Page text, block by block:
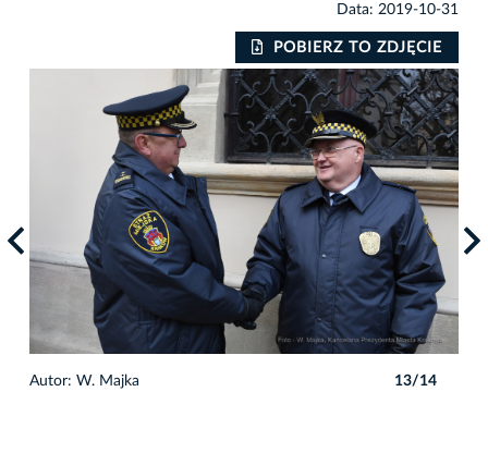
Data: 2019-10-31
POBIERZ TO ZDJĘCIE
Autor: W. Majka 13/14